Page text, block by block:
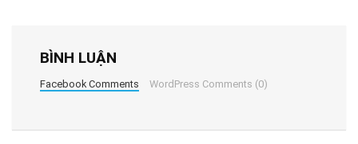
BÌNH LUẬN
Facebook Comments WordPress Comments (0)